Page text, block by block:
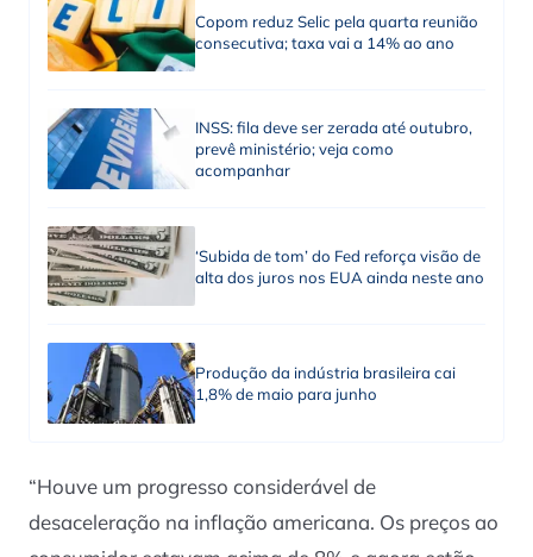
Copom reduz Selic pela quarta reunião
consecutiva; taxa vai a 14% ao ano
INSS: fila deve ser zerada até outubro,
prevê ministério; veja como
acompanhar
‘Subida de tom’ do Fed reforça visão de
alta dos juros nos EUA ainda neste ano
Produção da indústria brasileira cai
1,8% de maio para junho
“Houve um progresso considerável de
desaceleração na inflação americana. Os preços ao